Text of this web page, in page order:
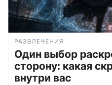
РАЗВЛЕЧЕНИЯ
Один выбор
сторону: какая
внутри вас